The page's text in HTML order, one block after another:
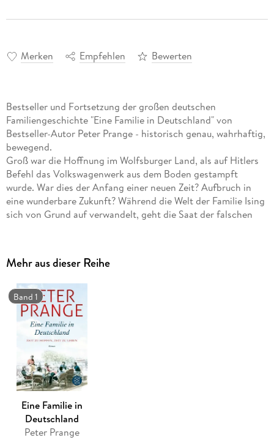
Merken Empfehlen Bewerten
Bestseller und Fortsetzung der großen deutschen
Familiengeschichte "Eine Familie in Deutschland" von
Bestseller-Autor Peter Prange - historisch genau, wahrhaftig,
bewegend.
Groß war die Hoffnung im Wolfsburger Land, als auf Hitlers
Befehl das Volkswagenwerk aus dem Boden gestampft
wurde. War dies der Anfang einer neuen Zeit? Aufbruch in
eine wunderbare Zukunft? Während die Welt der Familie Ising
sich von Grund auf verwandelt, geht die Saat der falschen
mit dem Sonderfilmtrupp Riefenstahl den Polen-Feldzug der
Wehrmacht. Georg bricht mit seinem VW zu einer Testfahrt
auf, die ihn kreuz und quer durch das umkämpfte Europa bis
nach Afghanistan führt. Zu Hause bangen die Eltern um ihr
Sorgenkind, den kleinen Willy. Und Charly wartet auf
Nachricht von Benny, der Liebe ihres Lebens. Doch er
scheint in den Wirren von Krieg und Zerstörung verschollen.
Was wird für sie alle in den Zeiten der Bewährung am Ende
übrig bleiben - von ihren Träumen, von ihrer Hoffnung?
Peter Prange bringt uns mit seinem Nr. 2-Bestseller "Am Ende
die Hoffnung", der Fortsetzung seines Romans "Eine Familie
in Deutschland. Zeit zu hoffen, Zeit zu leben", unsere
Geschichte nah - in den Zeiten des Zweiten Weltkriegs 1939-
Mehr aus dieser Reihe
Band 1
Eine Familie in
Deutschland
Peter Prange